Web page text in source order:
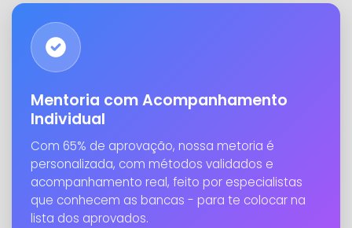
Mentoria com Acompanhamento
Individual
Com 65% de aprovação, nossa metoria é
personalizada, com métodos validados e
acompanhamento real, feito por especialistas
que conhecem as bancas - para te colocar na
lista dos aprovados.